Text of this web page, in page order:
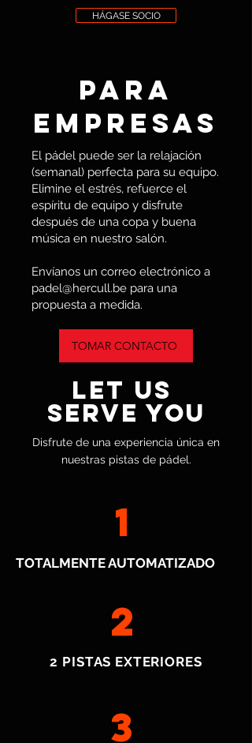
HÁGASE SOCIO
PARA
EMPRESAS
El pádel puede ser la relajación
(semanal) perfecta para su equipo.
Elimine el estrés, refuerce el
espíritu de equipo y disfrute
después de una copa y buena
música en nuestro salón.
Envíanos un correo electrónico a
padel@hercull.be para una
propuesta a medida.
TOMAR CONTACTO
LET US
SERVE YOU
Disfrute de una experiencia única en
nuestras pistas de pádel.
1
TOTALMENTE AUTOMATIZADO
2
2 PISTAS EXTERIORES
3